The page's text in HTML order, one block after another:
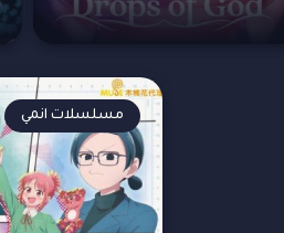
مسلسلات انمي